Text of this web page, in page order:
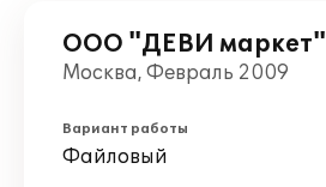
ООО "ДЕВИ маркет"
Москва, Февраль 2009
Вариант работы
Файловый